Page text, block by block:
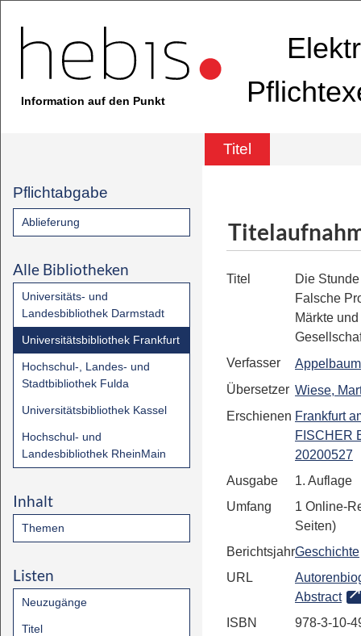
Information auf den Punkt
Titel
Pflichtabgabe
Ablieferung
Alle Bibliotheken
Universitäts- und
Landesbibliothek Darmstadt
Universitätsbibliothek Frankfurt
Hochschul-, Landes- und
Stadtbibliothek Fulda
Universitätsbibliothek Kassel
Hochschul- und
Landesbibliothek RheinMain
Inhalt
Themen
Listen
Neuzugänge
Titel
Titel
Die
Falsche
Märkte
Verfasser
Übersetzer Wiese,
Erschienen Frankfurt
FISCHER
20200527
Ausgabe
1. Auflage
Umfang
1 Online-
Seiten)
BerichtsjahrGeschichte
URL
Abstract
ISBN
978-3-10-